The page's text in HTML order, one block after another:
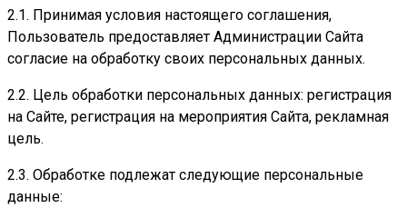
2.1. Принимая условия настоящего соглашения,
Пользователь предоставляет Администрации Сайта
согласие на обработку своих персональных данных.
2.2. Цель обработки персональных данных: регистрация
на Сайте, регистрация на мероприятия Сайта, рекламная
цель.
2.3. Обработке подлежат следующие персональные
данные: